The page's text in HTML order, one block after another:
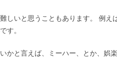
しいと思うこともあります。 例え
す。
かと言えば、ミーハー、とか、娯